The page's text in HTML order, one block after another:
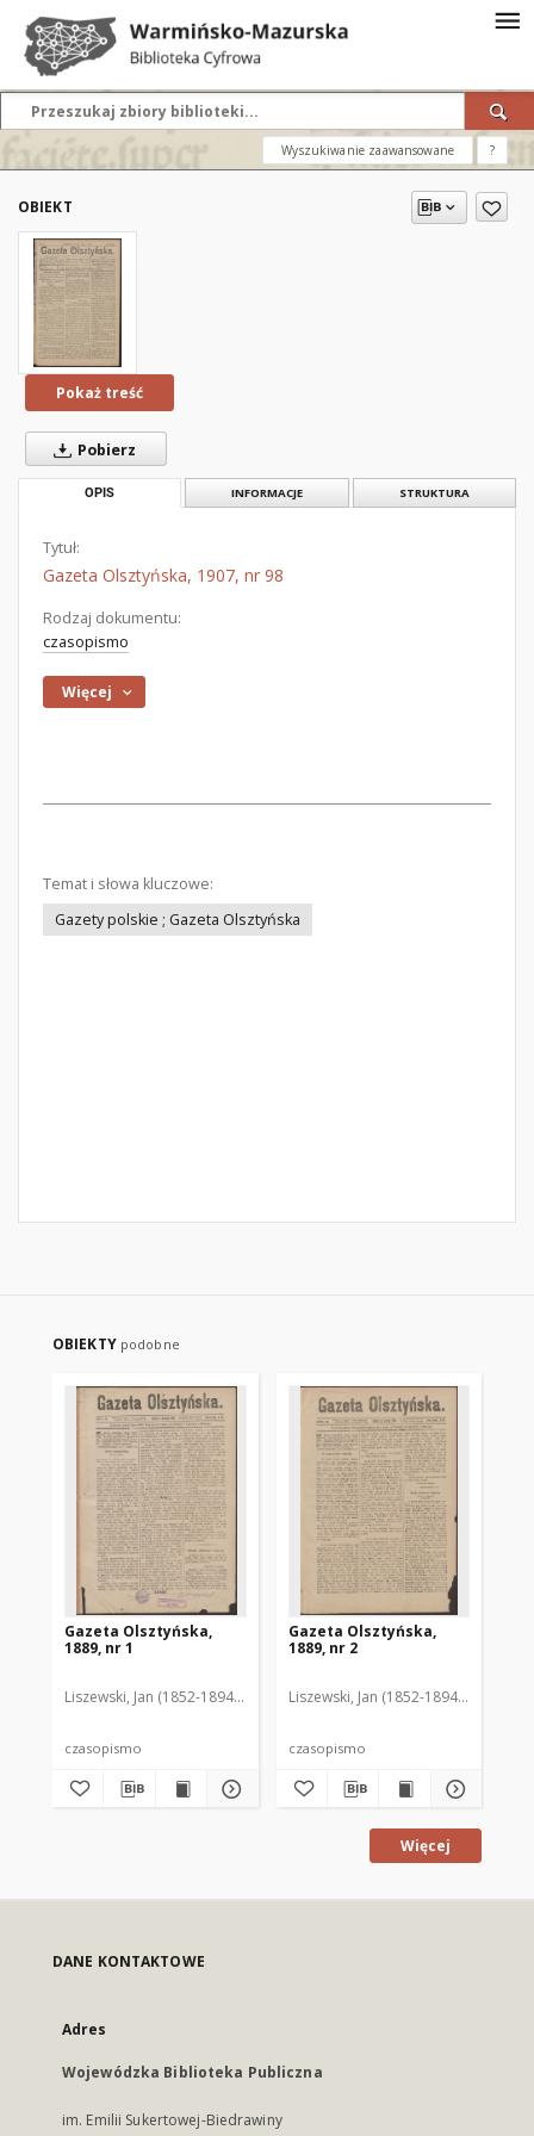
Wyszukiwanie zaawansowane ?
OBIEKT
Pokaż treść
Pobierz
OPIS INFORMACJE STRUKTURA
Tytuł:
Gazeta Olsztyńska, 1907, nr 98
Rodzaj dokumentu:
czasopismo
Więcej
Temat i słowa kluczowe:
Gazety polskie ; Gazeta Olsztyńska
OBIEKTY podobne
Gazeta Olsztyńska,
1889, nr 1
Liszewski, Jan (1852-1894). Red.
czasopismo
Gazeta Olsztyńska,
1889, nr 2
Liszewski, Jan (1852-1894). Red.
czasopismo
Więcej
DANE KONTAKTOWE
Adres
Wojewódzka Biblioteka Publiczna
im. Emilii Sukertowej-Biedrawiny